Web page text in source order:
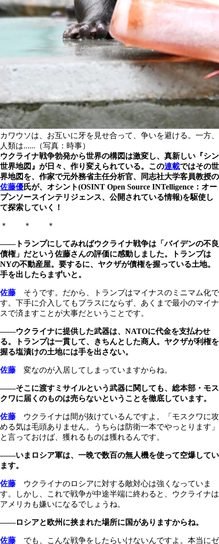
カワウソは、お互いに牙を見せ合って、争いを避ける。一方、
人類は......（写真：時事）
ウクライナ戦争勃発から世界の構図は激変し、真新しい『シン
世界地図』が日々、作り変えられている。この連載ではその世
界地図を、作家で元外務省主任分析官、同志社大学客員教授の
佐藤優氏が、オシント(OSINT Open Source INTelligence：オー
プンソースインテリジェンス、公開されている情報)を駆使し
て探索していく！
＊ ＊ ＊
――トランプにしてみればウクライナ戦争は「バイデンの不良
債権」だという佐藤さんの評価に感動しました。トランプは
NYの不動産屋。要するに、ヤクザが債権を握っている土地。
手を出したらまずいと。
佐藤 そうです。だから、トランプはマイナスのミニマム化で
す。下手に介入してもプラスにならず、あくまで最小のマイナ
スで済ますことが大事だということです。
――ウクライナに提供した武器は、NATOに代金を支払わせ
る。トランプは一貫して、きちんとした商人。ヤクザが利権を
握る塩漬けの土地には手を出さない。
佐藤 変なのが入居してしまっていますからね。
――そこに渡すミサイルという武器に関しても、総本部・モス
クワに届くのものは売らないということを徹底しています。
佐藤 ウクライナは間が抜けているんですよ。「モスクワに攻
める気は毛頭ありません。うちらは防衛一本でやっとります」
と言っておけば、獲れるものは獲れるんです。
――いまロシア軍は、一晩で数百の無人機を使って空爆してい
ます。
佐藤 ウクライナのロシアに対する敵対心は強くなっていま
す。しかし、これで戦争が中途半端に終わると、ウクライナは
アメリカも嫌いになるでしょうね。
――ロシアと欧州に挟まれた場所に国がありますからね。
佐藤 でも、こんな戦争をしたらいけないんですよ。本当にゼ